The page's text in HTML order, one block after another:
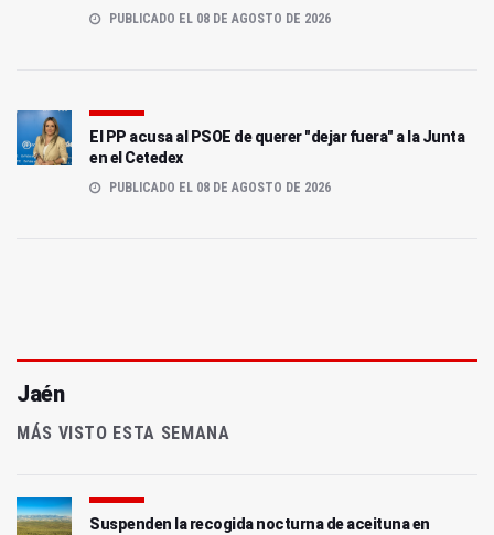
PUBLICADO EL 08 DE AGOSTO DE 2026
El PP acusa al PSOE de querer "dejar fuera" a la Junta
en el Cetedex
PUBLICADO EL 08 DE AGOSTO DE 2026
Jaén
MÁS VISTO ESTA SEMANA
Suspenden la recogida nocturna de aceituna en